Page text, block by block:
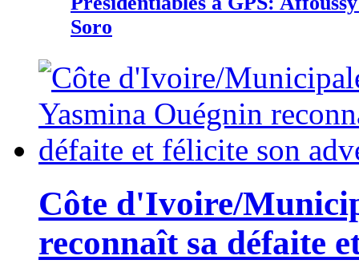
Soro
Côte d'Ivoire/
reconnaît sa défaite